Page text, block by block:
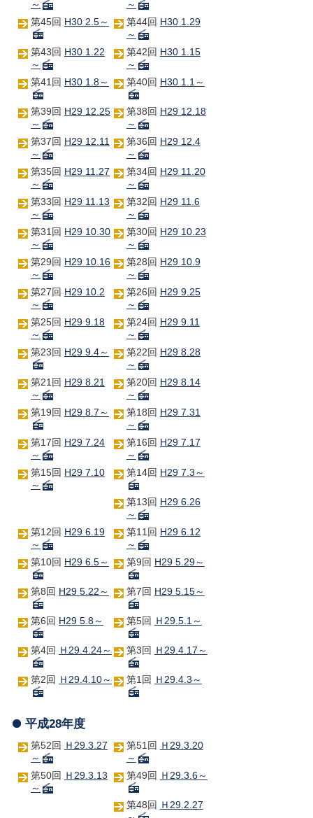
～
～
第45回 H30 2.5～ 第44回 H30 1.29
～
第43回 H30 1.22
～
第42回 H30 1.15
～
第41回 H30 1.8～ 第40回 H30 1.1～
第39回 H29 12.25
～
第38回 H29 12.18
～
第37回 H29 12.11
～
第36回 H29 12.4
～
第35回 H29 11.27
～
第34回 H29 11.20
～
第33回 H29 11.13
～
第32回 H29 11.6
～
第31回 H29 10.30
～
第30回 H29 10.23
～
第29回 H29 10.16
～
第28回 H29 10.9
～
第27回 H29 10.2
～
第26回 H29 9.25
～
第25回 H29 9.18
～
第24回 H29 9.11
～
第23回 H29 9.4～ 第22回 H29 8.28
～
第21回 H29 8.21
～
第20回 H29 8.14
～
第19回 H29 8.7～ 第18回 H29 7.31
～
第17回 H29 7.24
～
第16回 H29 7.17
～
第15回 H29 7.10
～
第14回 H29 7.3～
第13回 H29 6.26
～
第12回 H29 6.19
～
第11回 H29 6.12
～
第10回 H29 6.5～ 第9回 H29 5.29～
第8回 H29 5.22～ 第7回 H29 5.15～
第6回 H29 5.8～ 第5回 Ｈ29.5.1～
第4回 Ｈ29.4.24～ 第3回 Ｈ29.4.17～
第2回 Ｈ29.4.10～ 第1回 Ｈ29.4.3～
平成28年度
第52回 Ｈ29.3.27
～
第51回 Ｈ29.3.20
～
第50回 Ｈ29.3.13
～
第49回 Ｈ29.3.6～
第48回 Ｈ29.2.27